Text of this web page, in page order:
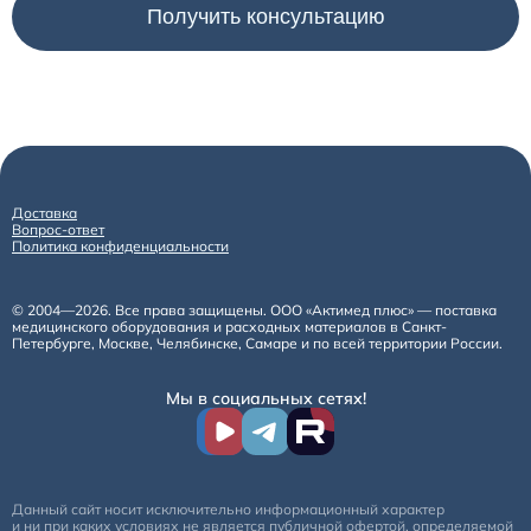
Доставка
Вопрос-ответ
Политика конфиденциальности
© 2004—2026. Все права защищены. ООО «Актимед плюс» — поставка
медицинского оборудования и расходных материалов в Санкт-
Петербурге, Москве, Челябинске, Самаре и по всей территории России.
Мы в социальных сетях!
Данный сайт носит исключительно информационный характер
и ни при каких условиях не является публичной офертой, определяемой